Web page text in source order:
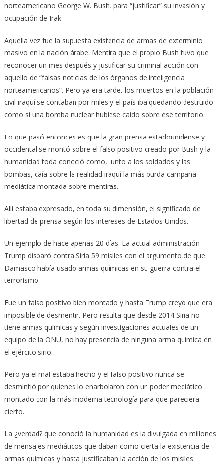
norteamericano George W. Bush, para “justificar” su invasión y
ocupación de Irak.
Aquella vez fue la supuesta existencia de armas de exterminio
masivo en la nación árabe. Mentira que el propio Bush tuvo que
reconocer un mes después y justificar su criminal acción con
aquello de “falsas noticias de los órganos de inteligencia
norteamericanos”. Pero ya era tarde, los muertos en la población
civil iraquí se contaban por miles y el país iba quedando destruido
como si una bomba nuclear hubiese caído sobre ese territorio.
Lo que pasó entonces es que la gran prensa estadounidense y
occidental se montó sobre el falso positivo creado por Bush y la
humanidad toda conoció como, junto a los soldados y las
bombas, caía sobre la realidad iraquí la más burda campaña
mediática montada sobre mentiras.
Allí estaba expresado, en toda su dimensión, el significado de
libertad de prensa según los intereses de Estados Unidos.
Un ejemplo de hace apenas 20 días. La actual administración
Trump disparó contra Siria 59 misiles con el argumento de que
Damasco había usado armas químicas en su guerra contra el
terrorismo.
Fue un falso positivo bien montado y hasta Trump creyó que era
imposible de desmentir. Pero resulta que desde 2014 Siria no
tiene armas químicas y según investigaciones actuales de un
equipo de la ONU, no hay presencia de ninguna arma química en
el ejército sirio.
Pero ya el mal estaba hecho y el falso positivo nunca se
desmintió por quienes lo enarbolaron con un poder mediático
montado con la más moderna tecnología para que pareciera
cierto.
La ¿verdad? que conoció la humanidad es la divulgada en millones
de mensajes mediáticos que daban como cierta la existencia de
armas químicas y hasta justificaban la acción de los misiles